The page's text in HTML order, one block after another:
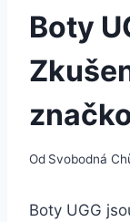
Boty
Od Svobodná
Boty UGG